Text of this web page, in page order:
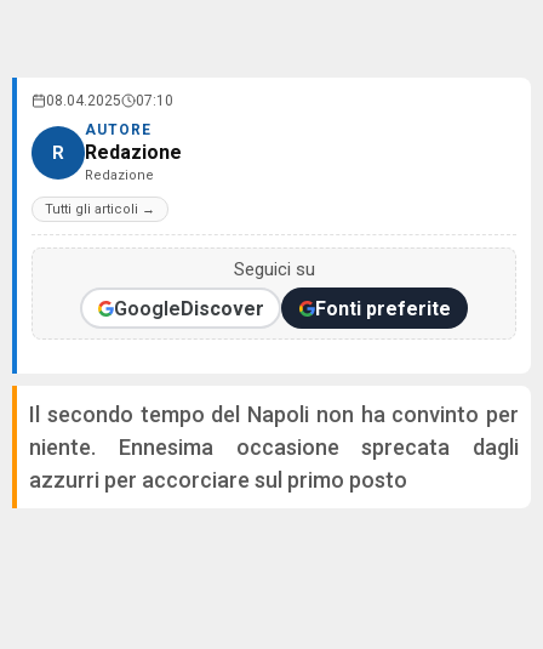
08.04.2025 07:10
R
AUTORE
Redazione
Redazione
Tutti gli articoli →
Seguici su
GoogleDiscover Fonti preferite
Il secondo tempo del Napoli non ha convinto per
niente. Ennesima occasione sprecata dagli
azzurri per accorciare sul primo posto